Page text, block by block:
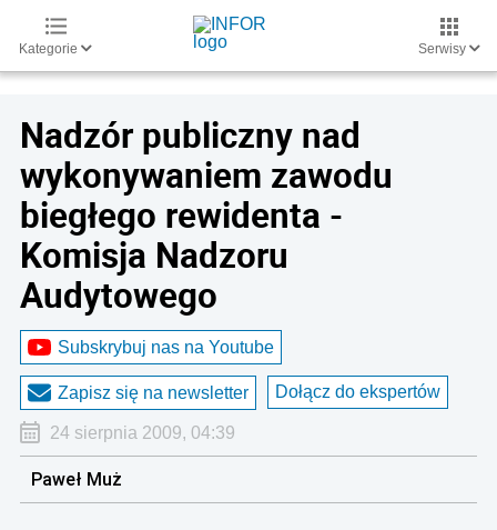
Kategorie Serwisy
Nadzór publiczny nad
wykonywaniem zawodu
biegłego rewidenta -
Komisja Nadzoru
Audytowego
Subskrybuj nas na Youtube
Zapisz się na newsletter Dołącz do ekspertów
24 sierpnia 2009, 04:39
Paweł Muż